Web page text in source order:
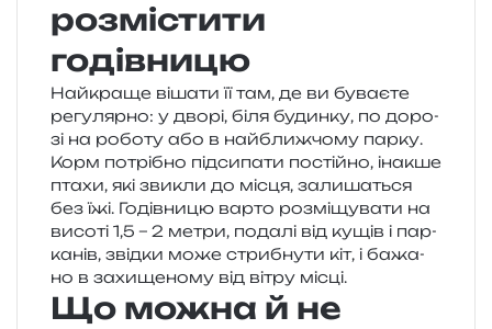
розмістити
годівницю
Найкраще віша­ти її там, де ви бува­є­те
регу­ляр­но: у дворі, біля будин­ку, по доро­
зі на робо­ту або в най­ближ­чо­му парку.
Корм потрі­бно під­си­па­ти постій­но, іна­кше
птахи, які зви­кли до місця, зали­ша­ться
без їжі. Годівницю варто роз­мі­щу­ва­ти на
висо­ті 1,5 – 2 метри, пода­лі від кущів і пар­
ка­нів, звід­ки може стри­бну­ти кіт, і бажа­
но в захи­ще­но­му від вітру місці.
Що можна й не